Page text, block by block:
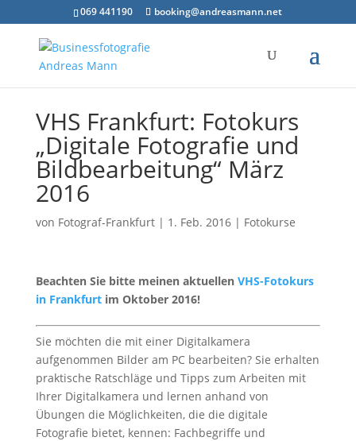
069 441190 booking@andreasmann.net
VHS Frankfurt: Fotokurs
„Digitale Fotografie und
Bildbearbeitung“ März
2016
von Fotograf-Frankfurt| 1. Feb. 2016| Fotokurse
Beachten Sie bitte meinen aktuellen VHS-Fotokurs
in Frankfurtim Oktober 2016!
Sie möchten die mit einer Digitalkamera
aufgenommen Bilder am PC bearbeiten? Sie erhalten
praktische Ratschläge und Tipps zum Arbeiten mit
Ihrer Digitalkamera und lernen anhand von
Übungen die Möglichkeiten, die die digitale
Fotografie bietet, kennen: Fachbegriffe und